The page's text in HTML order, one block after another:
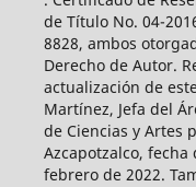
de Título No. 04-
8828, ambos
Derecho de Autor.
actualización de
Martínez, Jefa del
de Ciencias y Artes
Azcapotzalco,
febrero de 2022.